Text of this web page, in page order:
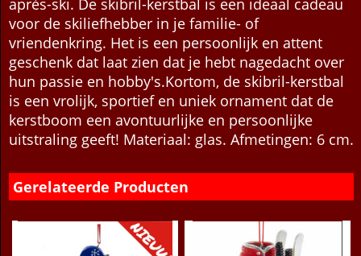
van frisse berglucht, snelle afdalingen en gezellige
après-ski. De skibril-kerstbal is een ideaal cadeau
voor de skiliefhebber in je familie- of
vriendenkring. Het is een persoonlijk en attent
geschenk dat laat zien dat je hebt nagedacht over
hun passie en hobby's.Kortom, de skibril-kerstbal
is een vrolijk, sportief en uniek ornament dat de
kerstboom een avontuurlijke en persoonlijke